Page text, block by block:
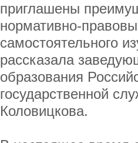
приглашены
нормативно-
самостоятельного
рассказала
образования
государственной
Коловицкова.